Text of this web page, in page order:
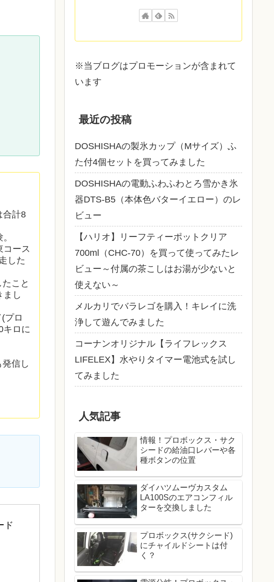
合計8
コース
した
こと
まし
プロ
キロに
信し
ド
※当ブログはプロモーションが含まれて
います
最近の投稿
DOSHISHAの製氷カップ（Mサイズ）ふ
た付4個セットを買ってみました
DOSHISHAの電動ふわふわとろ雪かき氷
器DTS‐B5（本体色バターイエロー）のレ
ビュー
【ハリオ】リーフティーポットクリア
700ml（CHC-70）を買って使ってみたレ
ビュー～付属の茶こしはお湯が少ないと
使えない～
メルカリでバラレゴを購入！キレイに洗
浄して遊んでみました
コーナンオリジナル【ライフレックス
LIFELEX】水やりタイマー電池式を試し
てみました
人気記事
情報！プロボックス・サク
シードの給油口レバーや各
種ボタンの位置
ダイハツムーヴカスタム
LA100Sのエアコンフィル
ターを交換しました
プロボックス(サクシード)
にチャイルドシートは付
く？